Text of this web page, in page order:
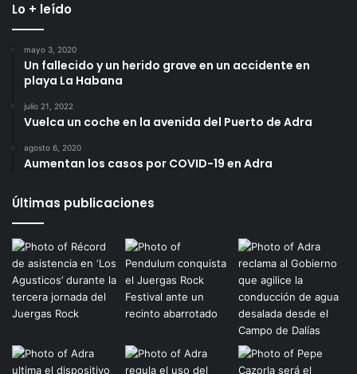
Lo + leído
mayo 3, 2020
Un fallecido y un herido grave en un accidente en
playa La Habana
julio 21, 2022
Vuelca un coche en la avenida del Puerto de Adra
agosto 6, 2020
Aumentan los casos por COVID-19 en Adra
Últimas publicaciones